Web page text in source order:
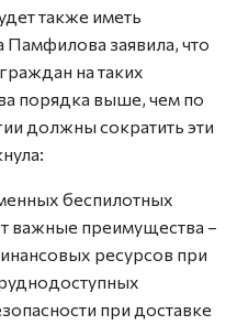
также иметь
заявила, что
на таких
порядка выше, чем по
должны сократить эти
беспилотных
важные преимущества –
ресурсов при
при доставке